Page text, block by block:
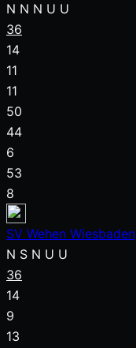
N N N U U
36
14
11
11
50
44
6
53
8
SV Wehen Wiesbaden
N S N U U
36
14
9
13